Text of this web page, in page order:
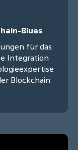
Blues
für das
Integration
Blockchain